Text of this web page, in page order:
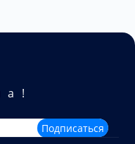
Подписаться